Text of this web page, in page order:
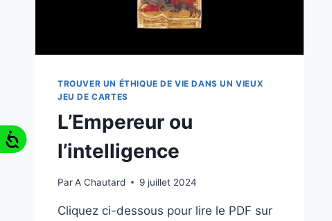
TROUVER UN ÉTHIQUE DE VIE DANS UN VIEUX
JEU DE CARTES
L’Empereur ou
l’intelligence
ParA Chautard 9 juillet 2024
Cliquez ci-dessous pour lire le PDF sur